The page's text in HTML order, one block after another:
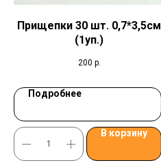
Прищепки 30 шт. 0,7*3,5см
(1уп.)
200 р.
Подробнее
В корзину